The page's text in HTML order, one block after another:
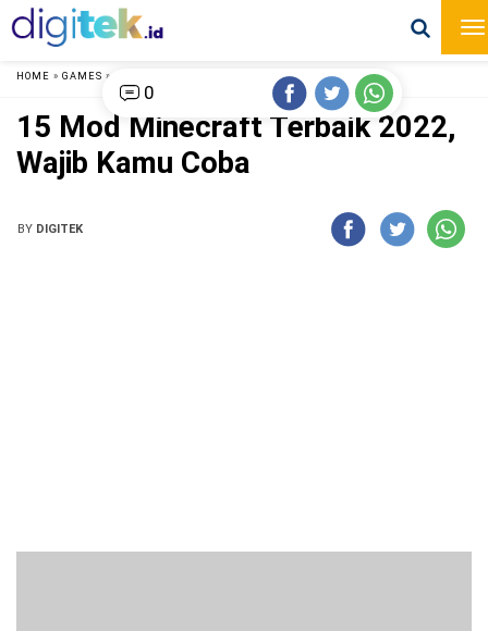
HOME » GAMES »
15 Mod Minecraft Terbaik 2022,
Wajib Kamu Coba
BY DIGITEK
0